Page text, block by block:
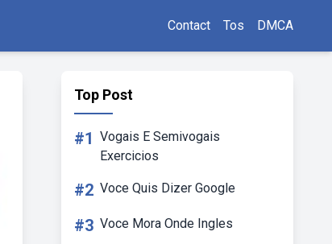
Contact Tos DMCA
Top Post
#1 Vogais E Semivogais
Exercicios
#2 Voce Quis Dizer Google
#3 Voce Mora Onde Ingles